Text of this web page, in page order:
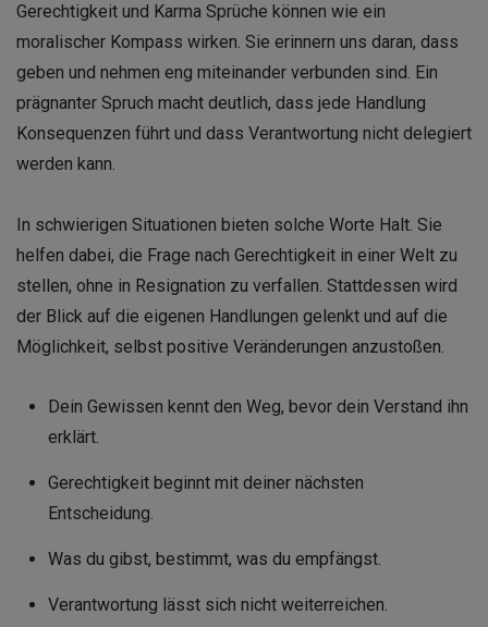
Gerechtigkeit und Karma Sprüche können wie ein
moralischer Kompass wirken. Sie erinnern uns daran, dass
geben und nehmen eng miteinander verbunden sind. Ein
prägnanter Spruch macht deutlich, dass jede Handlung
Konsequenzen führt und dass Verantwortung nicht delegiert
werden kann.
In schwierigen Situationen bieten solche Worte Halt. Sie
helfen dabei, die Frage nach Gerechtigkeit in einer Welt zu
stellen, ohne in Resignation zu verfallen. Stattdessen wird
der Blick auf die eigenen Handlungen gelenkt und auf die
Möglichkeit, selbst positive Veränderungen anzustoßen.
Dein Gewissen kennt den Weg, bevor dein Verstand ihn
erklärt.
Gerechtigkeit beginnt mit deiner nächsten
Entscheidung.
Was du gibst, bestimmt, was du empfängst.
Verantwortung lässt sich nicht weiterreichen.